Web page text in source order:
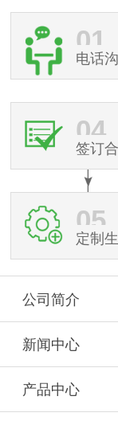
01
电话
04
签订
05
定制
公司简介
新闻中心
产品中心